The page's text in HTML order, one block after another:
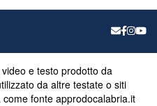
sono stati
mezzi meccanici”. Il
il senatore Nicola Irto,
e testo prodotto da
da altre testate o siti
fonte approdocalabria.it